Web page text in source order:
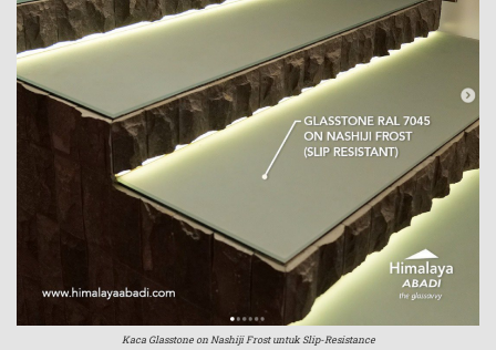
Kaca Glasstone on Nashiji Frost untuk Slip-Resistance